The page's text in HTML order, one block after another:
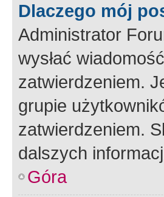
Dlaczego mój
Administrator
wysłać
zatwierdzeniem.
grupie
zatwierdzeniem.
dalszych
Góra